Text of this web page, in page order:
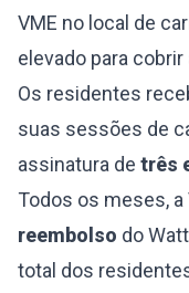
VME no local de
elevado para
Os residentes
suas sessões de
assinatura de três
Todos os meses,
reembolso do
total dos